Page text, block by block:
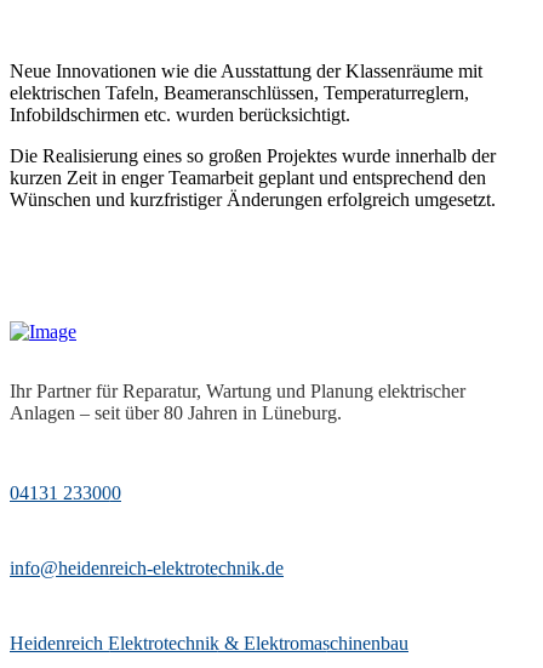
Neue Innovationen wie die Ausstattung der Klassenräume mit
elektrischen Tafeln, Beameranschlüssen, Temperaturreglern,
Infobildschirmen etc. wurden berücksichtigt.
Die Realisierung eines so großen Projektes wurde innerhalb der
kurzen Zeit in enger Teamarbeit geplant und entsprechend den
Wünschen und kurzfristiger Änderungen erfolgreich umgesetzt.
Ihr Partner für Reparatur, Wartung und Planung elektrischer
Anlagen – seit über 80 Jahren in Lüneburg.
04131 233000
info@heidenreich-elektrotechnik.de
Heidenreich Elektrotechnik & Elektromaschinenbau